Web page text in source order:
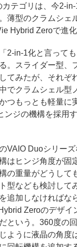
テゴリは、今2-
薄型のクラムシェ
Hybrid Zeroで進化
2-in-1化と言って
。スライダー型、
てみたが、それぞ
でクラムシェル型
つもっとも軽量に
ンジの機構を採用
VAIO Duoシリーズ
はヒンジ角度が固
の重量がどうして
型なども検討して
追加しなければな
Zeroのデザイ
という。360度の
ように液晶の角度